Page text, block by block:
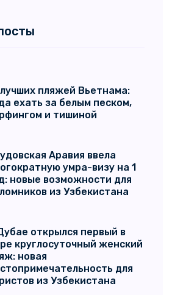
пляжей Вьетнама:
ехать за белым песком,
и тишиной
Аравия ввела
умра-визу на 1
новые возможности для
из Узбекистана
открылся первый в
круглосуточный женский
новая
для
из Узбекистана